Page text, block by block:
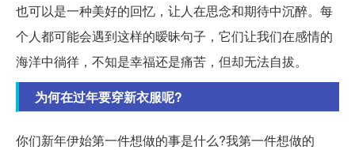
也可以是一种美好的回忆，让人在思念和期待中沉醉。每
个人都可能会遇到这样的暧昧句子，它们让我们在感情的
海洋中徜徉，不知是幸福还是痛苦，但却无法自拔。
为何在过年要穿新衣服呢?
你们新年伊始第一件想做的事是什么?我第一件想做的